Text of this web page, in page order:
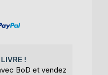
!
BoD et vendez